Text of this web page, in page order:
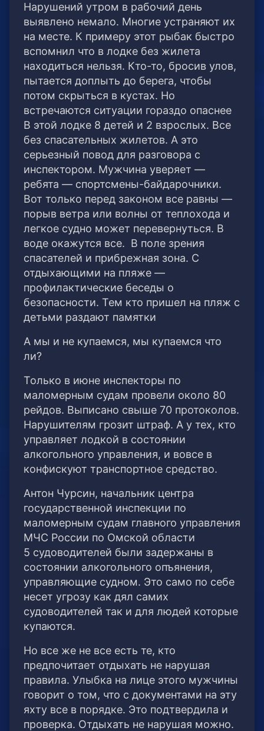
Нарушений утром в рабочий день
выявлено немало. Многие устраняют их
на месте. К примеру этот рыбак быстро
вспомнил что в лодке без жилета
находиться нельзя. Кто-то, бросив улов,
пытается доплыть до берега, чтобы
потом скрыться в кустах. Но
встречаются ситуации гораздо опаснее
В этой лодке 8 детей и 2 взрослых. Все
без спасательных жилетов. А это
серьезный повод для разговора с
инспектором. Мужчина уверяет —
ребята — спортсмены-байдарочники.
Вот только перед законом все равны —
порыв ветра или волны от теплохода и
легкое судно может перевернуться. В
воде окажутся все. В поле зрения
спасателей и прибрежная зона. С
отдыхающими на пляже —
профилактические беседы о
безопасности. Тем кто пришел на пляж с
детьми раздают памятки
А мы и не купаемся, мы купаемся что
ли?
Только в июне инспекторы по
маломерным судам провели около 80
рейдов. Выписано свыше 70 протоколов.
Нарушителям грозит штраф. А у тех, кто
управляет лодкой в состоянии
алкогольного управления, и вовсе в
конфискуют транспортное средство.
Антон Чурсин, начальник центра
государственной инспекции по
маломерным судам главного управления
МЧС России по Омской области
5 судоводителей были задержаны в
состоянии алкогольного опъянения,
управляющие судном. Это само по себе
несет угрозу как дял самих
судоводителей так и для людей которые
купаются.
Но все же не все есть те, кто
предпочитает отдыхать не нарушая
правила. Улыбка на лице этого мужчины
говорит о том, что с документами на эту
яхту все в порядке. Это подтвердила и
проверка. Отдыхать не нарушая можно.